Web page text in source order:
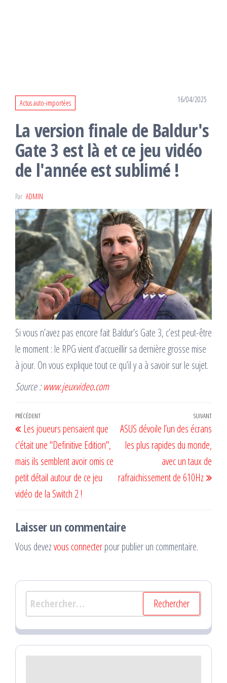
Actus auto-importées 16/04/2025
La version finale de Baldur's
Gate 3 est là et ce jeu vidéo
de l'année est sublimé !
Par ADMIN
Si vous n’avez pas encore fait Baldur’s Gate 3, c’est peut-être
le moment : le RPG vient d’accueillir sa dernière grosse mise
à jour. On vous explique tout ce qu’il y a à savoir sur le sujet.
Source :www.jeuxvideo.com
Navigation
de
l’article
Article
précédent
PRÉCÉDENT
Les joueurs pensaient que
c'était une "Definitive Edition",
mais ils semblent avoir omis ce
petit détail autour de ce jeu
vidéo de la Switch 2 !
SUIVANT
ASUS dévoile l’un des écrans
les plus rapides du monde,
avec un taux de
rafraichissement de 610Hz
Laisser un commentaire
Vous devezvous connecterpour publier un commentaire.
Rechercher :